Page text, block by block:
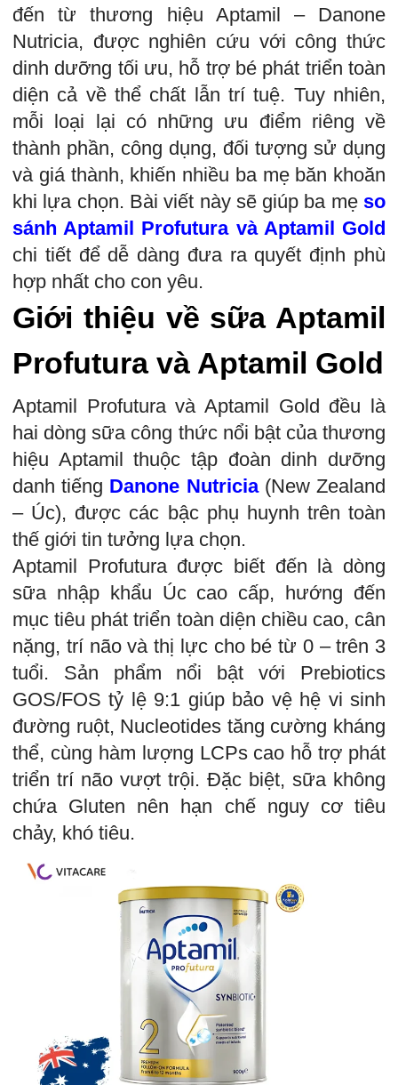
đến từ thương hiệu Aptamil – Danone
Nutricia, được nghiên cứu với công thức
dinh dưỡng tối ưu, hỗ trợ bé phát triển toàn
diện cả về thể chất lẫn trí tuệ. Tuy nhiên,
mỗi loại lại có những ưu điểm riêng về
thành phần, công dụng, đối tượng sử dụng
và giá thành, khiến nhiều ba mẹ băn khoăn
khi lựa chọn. Bài viết này sẽ giúp ba mẹ so
sánh Aptamil Profutura và Aptamil Gold
chi tiết để dễ dàng đưa ra quyết định phù
hợp nhất cho con yêu.
Giới thiệu về sữa Aptamil
Profutura và Aptamil Gold
Aptamil Profutura và Aptamil Gold đều là
hai dòng sữa công thức nổi bật của thương
hiệu Aptamil thuộc tập đoàn dinh dưỡng
danh tiếng Danone Nutricia(New Zealand
– Úc), được các bậc phụ huynh trên toàn
thế giới tin tưởng lựa chọn.
Aptamil Profutura được biết đến là dòng
sữa nhập khẩu Úc cao cấp, hướng đến
mục tiêu phát triển toàn diện chiều cao, cân
nặng, trí não và thị lực cho bé từ 0 – trên 3
tuổi. Sản phẩm nổi bật với Prebiotics
GOS/FOS tỷ lệ 9:1 giúp bảo vệ hệ vi sinh
đường ruột, Nucleotides tăng cường kháng
thể, cùng hàm lượng LCPs cao hỗ trợ phát
triển trí não vượt trội. Đặc biệt, sữa không
chứa Gluten nên hạn chế nguy cơ tiêu
chảy, khó tiêu.